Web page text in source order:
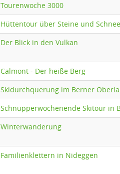
Tourenwoche 3000
Hüttentour über Steine und Schnee
Der Blick in den Vulkan
Calmont - Der heiße Berg
Skidurchquerung im Berner
Schnupperwochenende Skitour in
Winterwanderung
Familienklettern in Nideggen